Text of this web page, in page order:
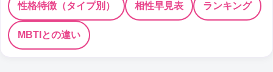
性格特徴（タイプ別） 相性早見表 ランキング
MBTIとの違い